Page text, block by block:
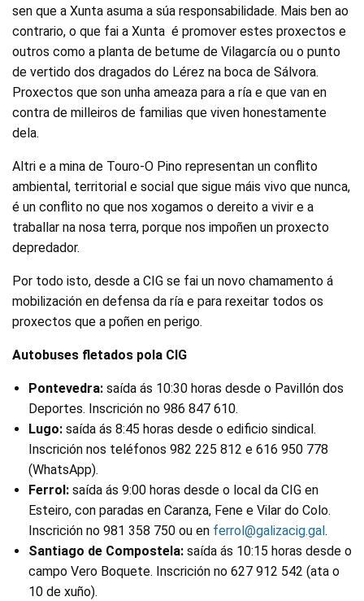
sen que a Xunta asuma a súa responsabilidade. Mais ben ao
contrario, o que fai a Xunta é promover estes proxectos e
outros como a planta de betume de Vilagarcía ou o punto
de vertido dos dragados do Lérez na boca de Sálvora.
Proxectos que son unha ameaza para a ría e que van en
contra de milleiros de familias que viven honestamente
dela.
Altri e a mina de Touro-O Pino representan un conflito
ambiental, territorial e social que sigue máis vivo que nunca,
é un conflito no que nos xogamos o dereito a vivir e a
traballar na nosa terra, porque nos impoñen un proxecto
depredador.
Por todo isto, desde a CIG se fai un novo chamamento á
mobilización en defensa da ría e para rexeitar todos os
proxectos que a poñen en perigo.
Autobuses fletados pola CIG
Pontevedra: saída ás 10:30 horas desde o Pavillón dos
Deportes. Inscrición no 986 847 610.
Lugo: saída ás 8:45 horas desde o edificio sindical.
Inscrición nos teléfonos 982 225 812 e 616 950 778
(WhatsApp).
Ferrol: saída ás 9:00 horas desde o local da CIG en
Esteiro, con paradas en Caranza, Fene e Vilar do Colo.
Inscrición no 981 358 750 ou en ferrol@galizacig.gal .
Santiago de Compostela: saída ás 10:15 horas desde o
campo Vero Boquete. Inscrición no 627 912 542 (ata o
10 de xuño).